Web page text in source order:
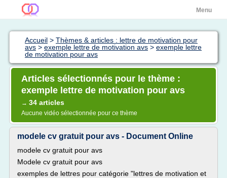
Menu
Accueil > Thèmes & articles : lettre de motivation pour
avs > exemple lettre de motivation avs > exemple lettre
de motivation pour avs
Articles sélectionnés pour le thème :
exemple lettre de motivation pour avs
→ 34 articles
Aucune vidéo sélectionnée pour ce thème
modele cv gratuit pour avs - Document Online
modele cv gratuit pour avs
Modele cv gratuit pour avs
exemples de lettres pour catégorie "lettres de motivation et